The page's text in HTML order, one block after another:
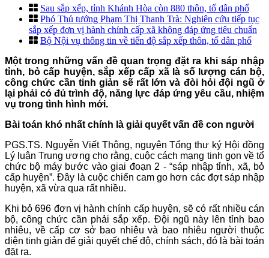
Sau sắp xếp, tỉnh Khánh Hòa còn 880 thôn, tổ dân phố
Phó Thủ tướng Phạm Thị Thanh Trà: Nghiên cứu tiếp tục
sắp xếp đơn vị hành chính cấp xã không đáp ứng tiêu chuẩn
Bộ Nội vụ thông tin về tiến độ sắp xếp thôn, tổ dân phố
Một trong những vấn đề quan trọng đặt ra khi sáp nhập
tỉnh, bỏ cấp huyện, sắp xếp cấp xã là số lượng cán bộ,
công chức cần tinh giản sẽ rất lớn và đòi hỏi đội ngũ ở
lại phải có đủ trình độ, năng lực đáp ứng yêu cầu, nhiệm
vụ trong tình hình mới.
Bài toán khó nhất chính là giải quyết vấn đề con người
PGS.TS. Nguyễn Viết Thông, nguyên Tổng thư ký Hội đồng
Lý luận Trung ương cho rằng, cuộc cách mạng tinh gọn về tổ
chức bộ máy bước vào giai đoạn 2 - “sáp nhập tỉnh, xã, bỏ
cấp huyện”. Đây là cuộc chiến cam go hơn các đợt sáp nhập
huyện, xã vừa qua rất nhiều.
Khi bỏ 696 đơn vị hành chính cấp huyện, sẽ có rất nhiều cán
bộ, công chức cần phải sắp xếp. Đội ngũ này lên tỉnh bao
nhiêu, về cấp cơ sở bao nhiêu và bao nhiêu người thuộc
diện tinh giản để giải quyết chế độ, chính sách, đó là bài toán
đặt ra.